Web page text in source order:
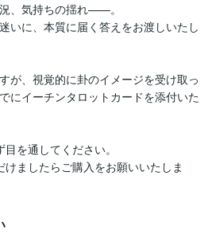
、気持ちの揺れ——。
いに、本質に届く答えをお渡しいたし
が、視覚的に卦のイメージを受け取っ
にイーチンタロットカードを添付いた
を通してください。
ましたらご購入をお願いいたしま